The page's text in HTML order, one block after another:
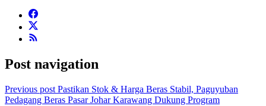
Post navigation
Previous post Pastikan Stok & Harga Beras Stabil, Paguyuban
Pedagang Beras Pasar Johar Karawang Dukung Program